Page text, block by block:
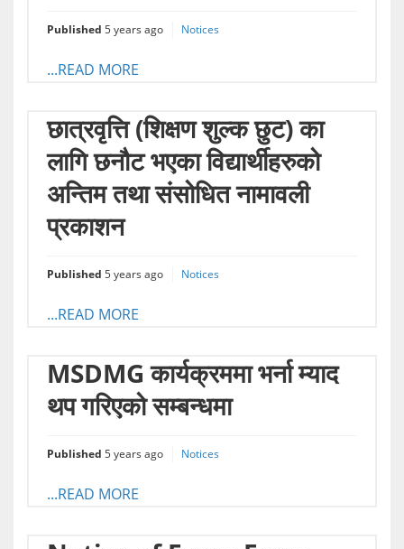
Published 5 years ago Notices
...READ MORE
छात्रवृत्ति (शिक्षण शुल्क छुट) का
लागि छनौट भएका विद्यार्थीहरुको
अन्तिम तथा संसोधित नामावली
प्रकाशन
Published 5 years ago Notices
...READ MORE
MSDMG कार्यक्रममा भर्ना म्याद
थप गरिएको सम्बन्धमा
Published 5 years ago Notices
...READ MORE